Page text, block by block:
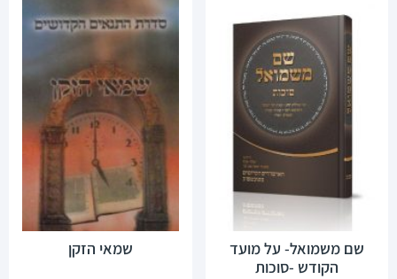
שם משמואל- על מועד
הקודש -סוכות
שמאי הזקן